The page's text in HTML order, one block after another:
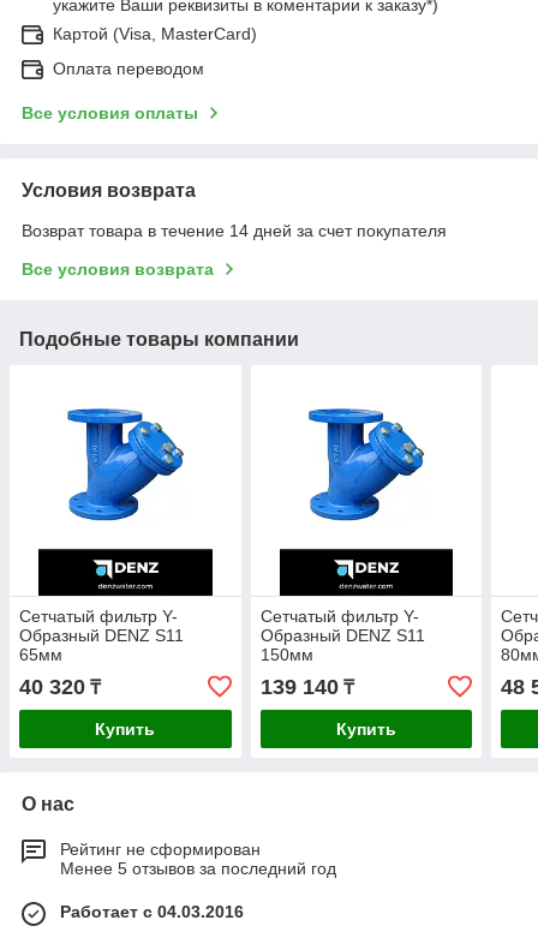
укажите Ваши реквизиты в коментарии к заказу*)
Картой (Visa, MasterCard)
Оплата переводом
Все условия оплаты
Условия возврата
Возврат товара в течение 14 дней за счет покупателя
Все условия возврата
Подобные товары компании
Cетчатый фильтр Y-
Образный DENZ S11
65мм
40 320 ₸
Купить
Cетчатый фильтр Y-
Образный DENZ S11
150мм
139 140₸
Купить
48
О нас
Рейтинг не сформирован
Менее 5 отзывов за последний год
Работает с 04.03.2016